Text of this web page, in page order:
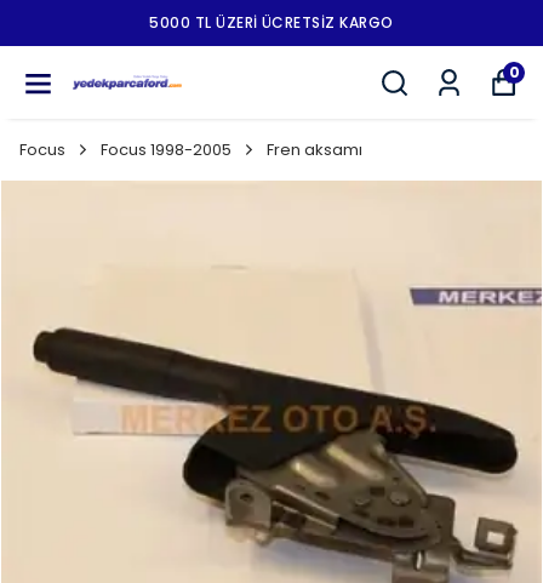
5000 TL ÜZERI ÜCRETSIZ KARGO
0
Focus Focus 1998-2005 Fren aksamı